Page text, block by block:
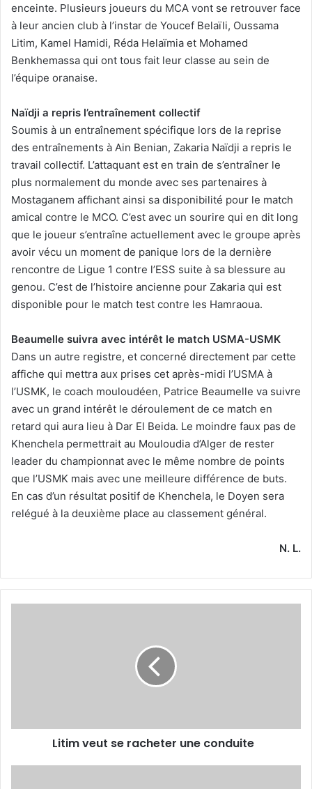
enceinte. Plusieurs joueurs du MCA vont se retrouver face
à leur ancien club à l’instar de Youcef Belaïli, Oussama
Litim, Kamel Hamidi, Réda Helaïmia et Mohamed
Benkhemassa qui ont tous fait leur classe au sein de
l’équipe oranaise.
Naïdji a repris l’entraînement collectif
Soumis à un entraînement spécifique lors de la reprise
des entraînements à Ain Benian, Zakaria Naïdji a repris le
travail collectif. L’attaquant est en train de s’entraîner le
plus normalement du monde avec ses partenaires à
Mostaganem affichant ainsi sa disponibilité pour le match
amical contre le MCO. C’est avec un sourire qui en dit long
que le joueur s’entraîne actuellement avec le groupe après
avoir vécu un moment de panique lors de la dernière
rencontre de Ligue 1 contre l’ESS suite à sa blessure au
genou. C’est de l’histoire ancienne pour Zakaria qui est
disponible pour le match test contre les Hamraoua.
Beaumelle suivra avec intérêt le match USMA-USMK
Dans un autre registre, et concerné directement par cette
affiche qui mettra aux prises cet après-midi l’USMA à
l’USMK, le coach mouloudéen, Patrice Beaumelle va suivre
avec un grand intérêt le déroulement de ce match en
retard qui aura lieu à Dar El Beida. Le moindre faux pas de
Khenchela permettrait au Mouloudia d’Alger de rester
leader du championnat avec le même nombre de points
que l’USMK mais avec une meilleure différence de buts.
En cas d’un résultat positif de Khenchela, le Doyen sera
relégué à la deuxième place au classement général.
N. L.
Litim veut se racheter une conduite